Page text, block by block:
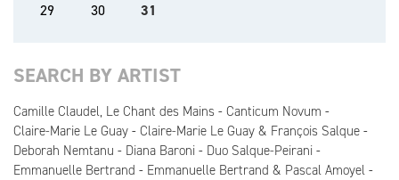
29
30 31
SEARCH BY ARTIST
Camille Claudel, Le Chant des Mains
Canticum Novum
Claire-Marie Le Guay
Claire-Marie Le Guay & François Salque
Deborah Nemtanu
Diana Baroni
Duo Salque-Peirani
Emmanuelle Bertrand
Emmanuelle Bertrand & Pascal Amoyel